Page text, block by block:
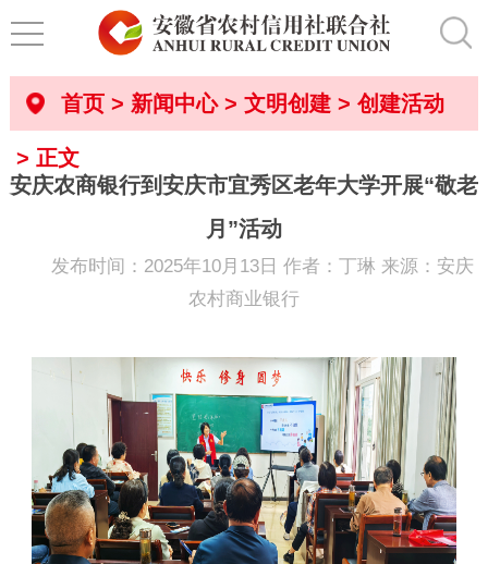
首页> 新闻中心> 文明创建> 创建活动
> 正文
安庆农商银行到安庆市宜秀区老年大学开展“敬老
月”活动
发布时间：2025年10月13日 作者：丁琳 来源：安庆
农村商业银行